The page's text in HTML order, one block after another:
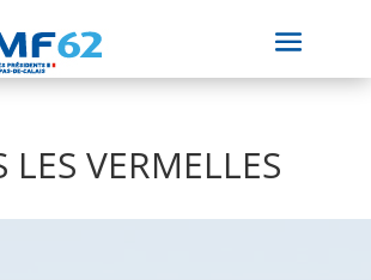
LES VERMELLES